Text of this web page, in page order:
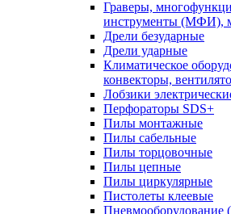
Граверы,
инструменты (МФИ),
Дрели безударные
Дрели ударные
Климатическое
конвекторы,
Лобзики
Перфораторы SDS+
Пилы монтажные
Пилы сабельные
Пилы торцовочные
Пилы цепные
Пилы циркулярные
Пистолеты клеевые
Пневмооборудование